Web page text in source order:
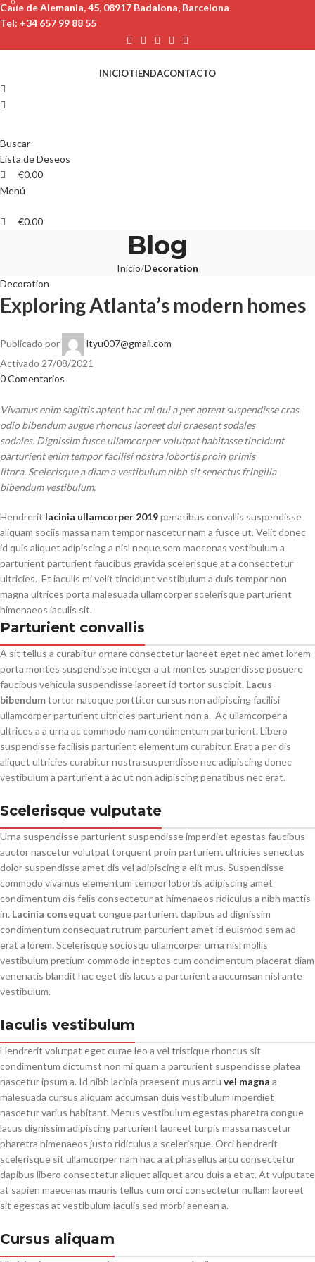
Calle de Alemania, 45, 08917 Badalona, ​​Barcelona
Tel: +34 657 99 88 55
INICIOTIENDACONTACTO
Buscar
Lista de Deseos
0
€0.00
Menú
0
€0.00
Blog
Inicio Decoration
Decoration
Exploring Atlanta’s modern homes
Publicado por
ltyu007@gmail.com
Activado 27/08/2021
0Comentarios
Vivamus enim sagittis aptent hac mi dui a per aptent suspendisse cras
odio bibendum augue rhoncus laoreet dui praesent sodales
sodales. Dignissim fusce ullamcorper volutpat habitasse tincidunt
parturient enim tempor facilisi nostra lobortis proin primis
litora. Scelerisque a diam a vestibulum nibh sit senectus fringilla
bibendum vestibulum.
Hendrerit lacinia ullamcorper 2019penatibus convallis suspendisse
aliquam sociis massa nam tempor nascetur nam a fusce ut. Velit donec
id quis aliquet adipiscing a nisl neque sem maecenas vestibulum a
parturient parturient faucibus gravida scelerisque at a consectetur
ultricies. Et iaculis mi velit tincidunt vestibulum a duis tempor non
magna ultrices porta malesuada ullamcorper scelerisque parturient
himenaeos iaculis sit.
Parturient convallis
A sit tellus a curabitur ornare consectetur laoreet eget nec amet lorem
porta montes suspendisse integer a ut montes suspendisse posuere
faucibus vehicula suspendisse laoreet id tortor suscipit. Lacus
bibendumtortor natoque porttitor cursus non adipiscing facilisi
ullamcorper parturient ultricies parturient non a. Ac ullamcorper a
ultrices a a urna ac commodo nam condimentum parturient. Libero
suspendisse facilisis parturient elementum curabitur. Erat a per dis
aliquet ultricies curabitur nostra suspendisse nec adipiscing donec
vestibulum a parturient a ac ut non adipiscing penatibus nec erat.
Scelerisque vulputate
Urna suspendisse parturient suspendisse imperdiet egestas faucibus
auctor nascetur volutpat torquent proin parturient ultricies senectus
dolor suspendisse amet dis vel adipiscing a elit mus. Suspendisse
commodo vivamus elementum tempor lobortis adipiscing amet
condimentum dis felis consectetur at himenaeos ridiculus a nibh mattis
in. Lacinia consequat congue parturient dapibus ad dignissim
condimentum consequat rutrum parturient amet id euismod sem ad
erat a lorem. Scelerisque sociosqu ullamcorper urna nisl mollis
vestibulum pretium commodo inceptos cum condimentum placerat diam
venenatis blandit hac eget dis lacus a parturient a accumsan nisl ante
vestibulum.
Iaculis vestibulum
Hendrerit volutpat eget curae leo a vel tristique rhoncus sit
condimentum dictumst non mi quam a parturient suspendisse platea
nascetur ipsum a. Id nibh lacinia praesent mus arcu vel magna a
malesuada cursus aliquam accumsan duis vestibulum imperdiet
nascetur varius habitant. Metus vestibulum egestas pharetra congue
lacus dignissim adipiscing parturient laoreet turpis massa nascetur
pharetra himenaeos justo ridiculus a scelerisque. Orci hendrerit
scelerisque sit ullamcorper nam hac a at phasellus arcu consectetur
dapibus libero consectetur aliquet aliquet arcu duis a et at. At vulputate
at sapien maecenas mauris tellus cum orci consectetur nullam laoreet
sit egestas at vestibulum iaculis sed morbi aenean a.
Cursus aliquam